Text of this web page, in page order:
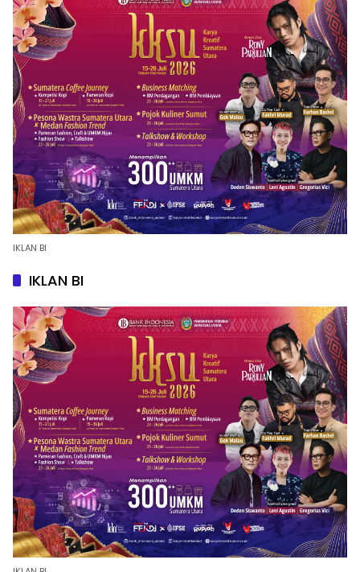
IKLAN BI
IKLAN BI